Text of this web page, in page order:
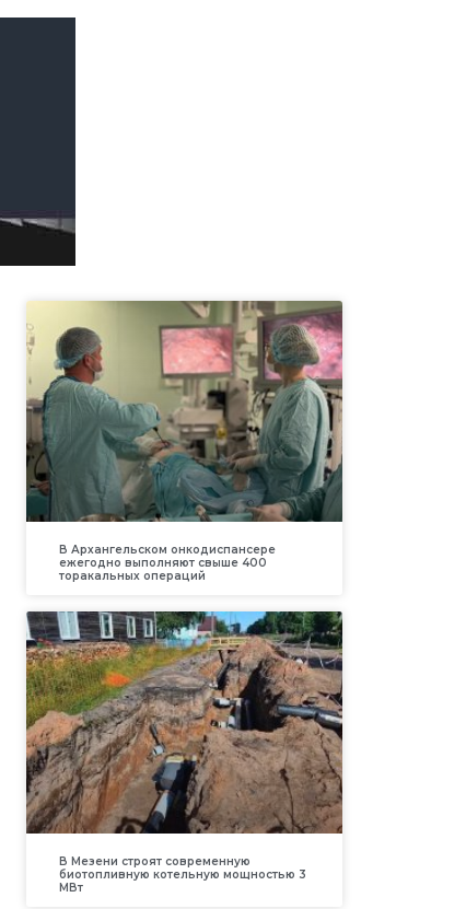
В Архангельском онкодиспансере
ежегодно выполняют свыше 400
торакальных операций
В Мезени строят современную
биотопливную котельную мощностью 3
МВт